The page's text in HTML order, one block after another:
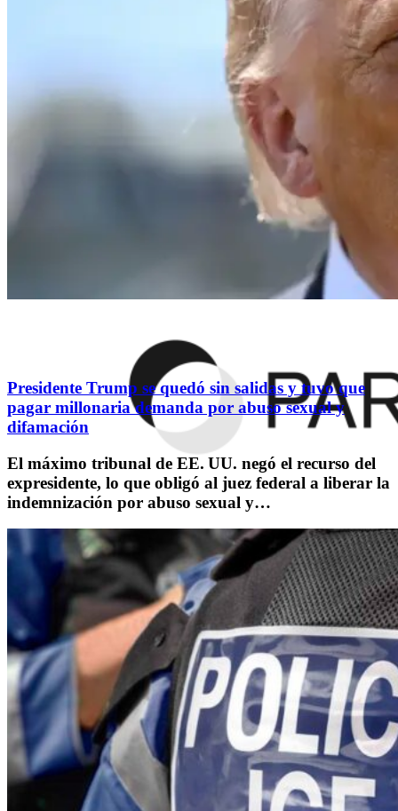
Presidente Trump se quedó sin salidas y tuvo que
pagar millonaria demanda por abuso sexual y
difamación
El máximo tribunal de EE. UU. negó el recurso del
expresidente, lo que obligó al juez federal a liberar la
indemnización por abuso sexual y…